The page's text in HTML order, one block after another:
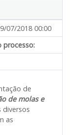
07/2018 00:00
processo:
de
de molas e
diversos
as